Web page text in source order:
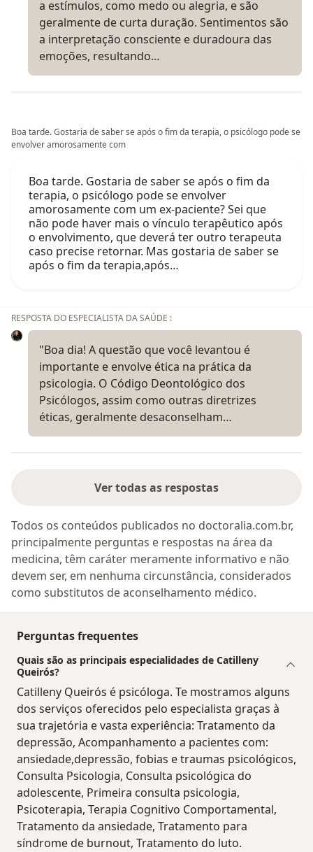
a estímulos, como medo ou alegria, e são
geralmente de curta duração. Sentimentos são
a interpretação consciente e duradoura das
emoções, resultando…
Boa tarde. Gostaria de saber se após o fim da terapia, o psicólogo pode se
envolver amorosamente com
Boa tarde. Gostaria de saber se após o fim da
terapia, o psicólogo pode se envolver
amorosamente com um ex-paciente? Sei que
não pode haver mais o vínculo terapêutico após
o envolvimento, que deverá ter outro terapeuta
caso precise retornar. Mas gostaria de saber se
após o fim da terapia,após…
RESPOSTA DO ESPECIALISTA DA SAÚDE :
"Boa dia! A questão que você levantou é
importante e envolve ética na prática da
psicologia. O Código Deontológico dos
Psicólogos, assim como outras diretrizes
éticas, geralmente desaconselham…
Ver todas as respostas
Todos os conteúdos publicados no doctoralia.com.br,
principalmente perguntas e respostas na área da
medicina, têm caráter meramente informativo e não
devem ser, em nenhuma circunstância, considerados
como substitutos de aconselhamento médico.
Perguntas frequentes
Quais são as principais especialidades de Catilleny
Queirós?
Catilleny Queirós é psicóloga. Te mostramos alguns
dos serviços oferecidos pelo especialista graças à
sua trajetória e vasta experiência: Tratamento da
depressão, Acompanhamento a pacientes com:
ansiedade,depressão, fobias e traumas psicológicos,
Consulta Psicologia, Consulta psicológica do
adolescente, Primeira consulta psicologia,
Psicoterapia, Terapia Cognitivo Comportamental,
Tratamento da ansiedade, Tratamento para
síndrome de burnout, Tratamento do luto.